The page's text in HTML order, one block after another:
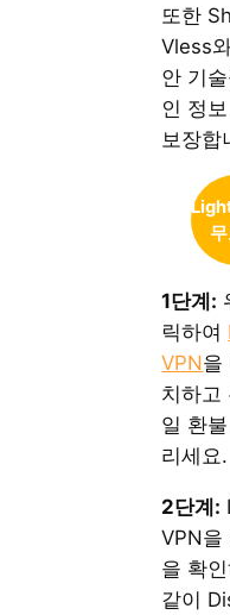
또한
Vless
안 기
인 정
보장합
1단계:
릭하여
VPN을
치하고
일 환
리세요.
2단계:
VPN을
을 확
같이